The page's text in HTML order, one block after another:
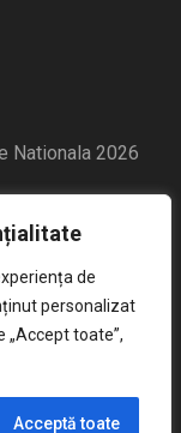
de
personalizat
„Accept toate”,
Acceptă toate
Nationala 2026
2027